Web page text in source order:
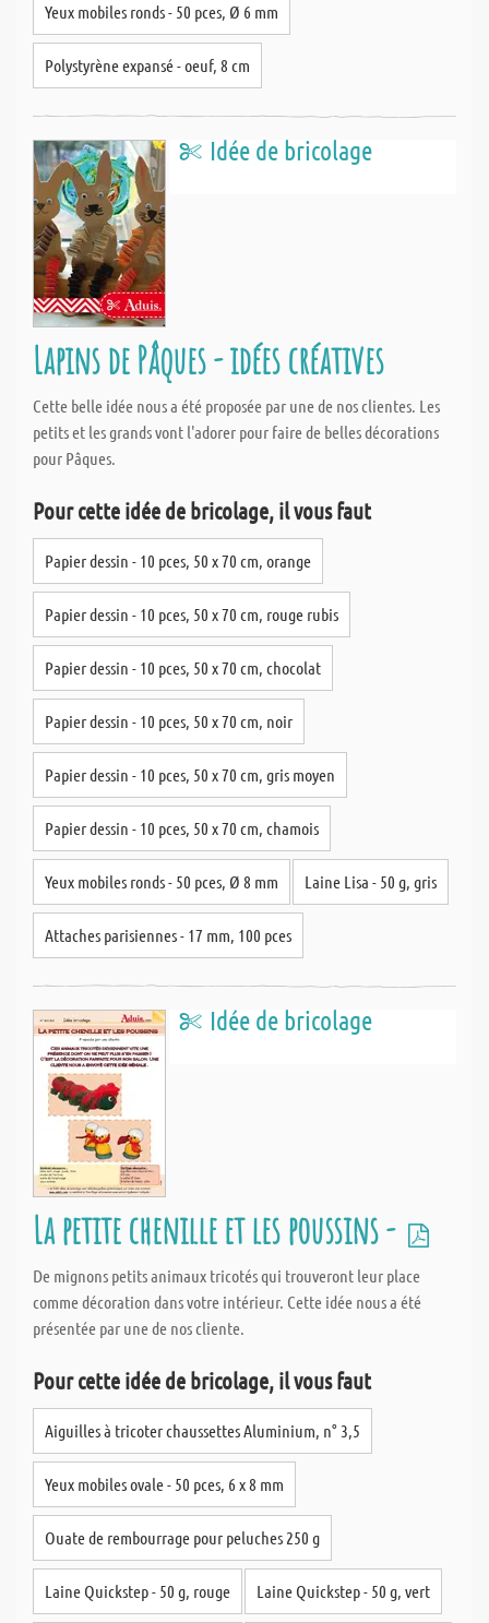
Yeux mobiles ronds - 50 pces, Ø 6 mm
Polystyrène expansé - oeuf, 8 cm
Idée de bricolage
Lapins de Pâques - idées créatives
Cette belle idée nous a été proposée par une de nos clientes. Les
petits et les grands vont l'adorer pour faire de belles décorations
pour Pâques.
Pour cette idée de bricolage, il vous faut
Papier dessin - 10 pces, 50 x 70 cm, orange
Papier dessin - 10 pces, 50 x 70 cm, rouge rubis
Papier dessin - 10 pces, 50 x 70 cm, chocolat
Papier dessin - 10 pces, 50 x 70 cm, noir
Papier dessin - 10 pces, 50 x 70 cm, gris moyen
Papier dessin - 10 pces, 50 x 70 cm, chamois
Yeux mobiles ronds - 50 pces, Ø 8 mm Laine Lisa - 50 g, gris
Attaches parisiennes - 17 mm, 100 pces
Idée de bricolage
La petite chenille et les poussins -
De mignons petits animaux tricotés qui trouveront leur place
comme décoration dans votre intérieur. Cette idée nous a été
présentée par une de nos cliente.
Pour cette idée de bricolage, il vous faut
Aiguilles à tricoter chaussettes Aluminium, n° 3,5
Yeux mobiles ovale - 50 pces, 6 x 8 mm
Ouate de rembourrage pour peluches 250 g
Laine Quickstep - 50 g, rouge Laine Quickstep - 50 g, vert